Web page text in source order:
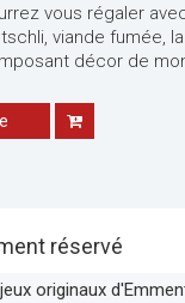
vous régaler
viande fumée,
décor de
réservé
originaux